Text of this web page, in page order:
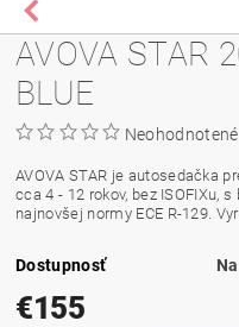
AVOVA STAR
BLUE
Neohodnotené
AVOVA STAR je autosedačka
cca 4 - 12 rokov, bez ISOFIXu,
najnovšej normy ECE R-129.
Dostupnosť
€155